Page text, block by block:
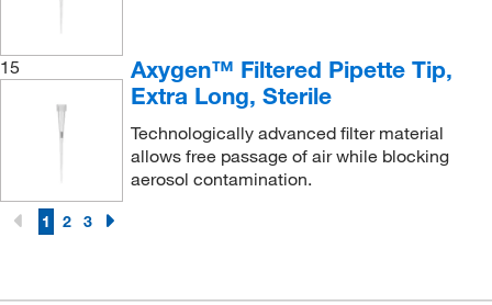
15
Axygen™ Filtered Pipette Tip,
Extra Long, Sterile
Technologically advanced filter material
allows free passage of air while blocking
aerosol contamination.
1 2 3